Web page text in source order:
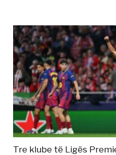
Tre klube të Ligës